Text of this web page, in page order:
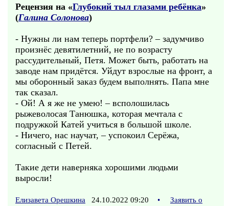
Рецензия на «Глубокий тыл глазами ребёнка»
(Галина Солонова)
- Нужны ли нам теперь портфели? – задумчиво
произнёс девятилетний, не по возрасту
рассудительный, Петя. Может быть, работать на
заводе нам придётся. Уйдут взрослые на фронт, а
мы оборонный заказ будем выполнять. Папа мне
так сказал.
- Ой! А я же не умею! – всполошилась
рыжеволосая Танюшка, которая мечтала с
подружкой Катей учиться в большой школе.
- Ничего, нас научат, – успокоил Серёжа,
согласный с Петей.
Такие дети наверняка хорошими людьми
выросли!
Елизавета Орешкина 24.10.2022 09:20 •
Заявить о